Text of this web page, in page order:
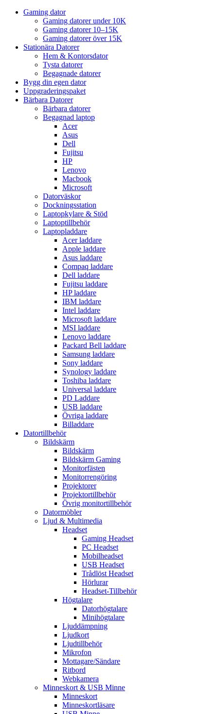
Gaming dator
Gaming datorer under 10K
Gaming datorer 10–15K
Gaming datorer över 15K
Stationära Datorer
Hem & Kontorsdator
Tysta datorer
Begagnade datorer
Bygg din egen dator
Uppgraderingspaket
Bärbara Datorer
Bärbara datorer
Begagnad laptop
Acer
Asus
Dell
Fujitsu
HP
Lenovo
Macbook
Microsoft
Datorväskor
Dockningsstation
Laptopkylare & Stöd
Laptoptillbehör
Laptopladdare
Acer laddare
Apple laddare
Asus laddare
Compaq laddare
Dell laddare
Fujitsu laddare
HP laddare
IBM laddare
Intel laddare
Microsoft laddare
MSI laddare
Lenovo laddare
Packard Bell laddare
Samsung laddare
Sony laddare
Synology laddare
Toshiba laddare
Universal laddare
PD Laddare
USB laddare
Övriga laddare
Billaddare
Datortillbehör
Bildskärm
Bildskärm
Bildskärm Gaming
Monitorfästen
Monitorrengöring
Projektorer
Projektortillbehör
Övrig monitortillbehör
Datormöbler
Ljud & Multimedia
Headset
Gaming Headset
PC Headset
Mobilheadset
USB Headset
Trådlöst Headset
Hörlurar
Headset-Tillbehör
Högtalare
Datorhögtalare
Minihögtalare
Ljuddämpning
Ljudkort
Ljudtillbehör
Mikrofon
Mottagare/Sändare
Ritbord
Webkamera
Minneskort & USB Minne
Minneskort
Minneskortläsare